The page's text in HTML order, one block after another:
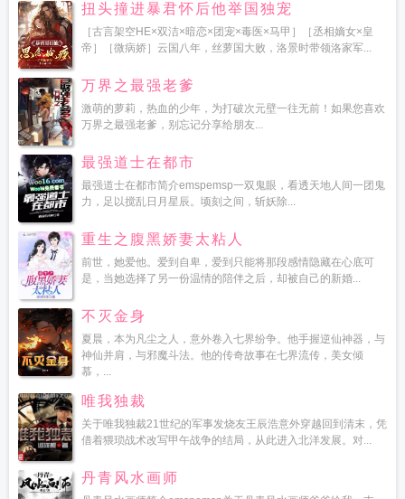
扭头撞进暴君怀后他举国独宠
［古言架空HE×双洁×暗恋×团宠×毒医×马甲］［丞相嫡女×皇
帝］［微病娇］云国八年，丝萝国大败，洛景时带领洛家军...
万界之最强老爹
激萌的萝莉，热血的少年，为打破次元壁一往无前！如果您喜欢
万界之最强老爹，别忘记分享给朋友...
最强道士在都市
最强道士在都市简介emspemsp一双鬼眼，看透天地人间一团鬼
力，足以搅乱日月星辰。顷刻之间，斩妖除...
重生之腹黑娇妻太粘人
前世，她爱他。爱到自卑，爱到只能将那段感情隐藏在心底可
是，当她选择了另一份温情的陪伴之后，却被自己的新婚...
不灭金身
夏晨，本为凡尘之人，意外卷入七界纷争。他手握逆仙神器，与
神仙并肩，与邪魔斗法。他的传奇故事在七界流传，美女倾
慕，...
唯我独裁
关于唯我独裁21世纪的军事发烧友王辰浩意外穿越回到清末，凭
借着猥琐战术改写甲午战争的结局，从此进入北洋发展。对...
丹青风水画师